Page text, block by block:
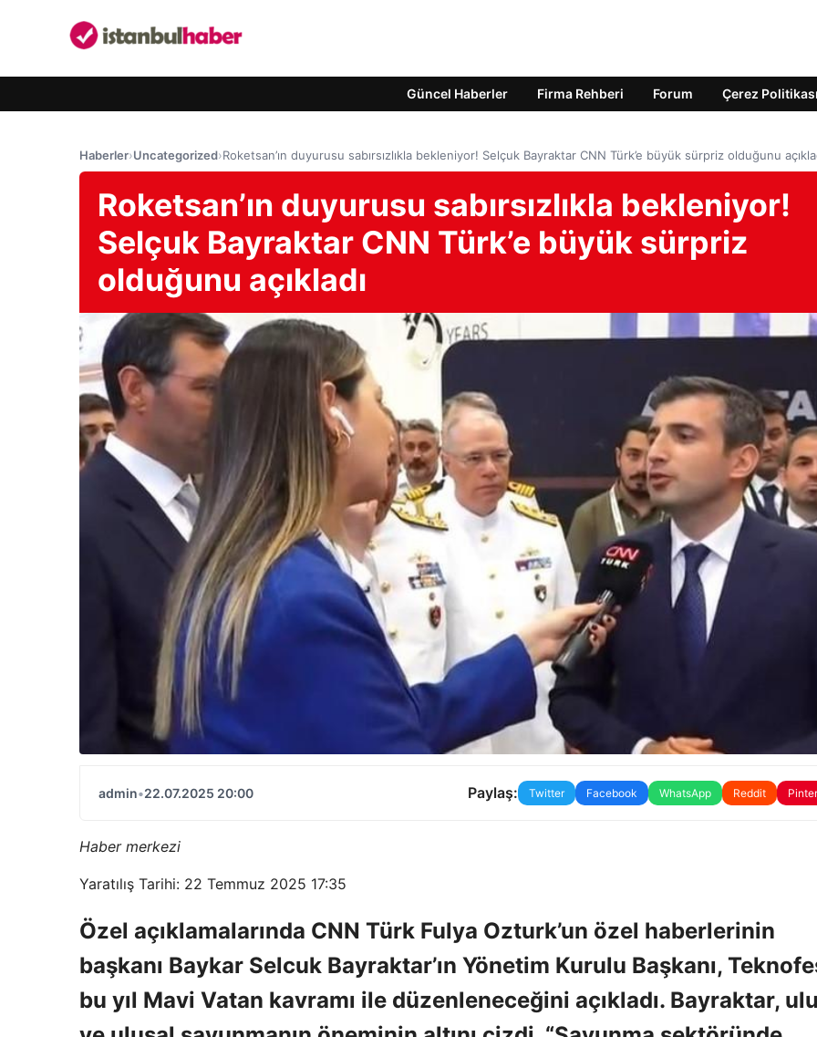
Güncel Haberler Firma Rehberi Forum Çerez Politikası
Haberler›Uncategorized›Roketsan’ın duyurusu sabırsızlıkla bekleniyor! Selçuk Bayraktar CNN Türk’e büyük sürpriz olduğunu
Roketsan’ın duyurusu sabırsızlıkla bekleniyor!
Selçuk Bayraktar CNN Türk’e büyük sürpriz
olduğunu açıkladı
admin•22.07.2025 20:00 Paylaş: Twitter Facebook WhatsApp Reddit
Haber merkezi
Yaratılış Tarihi: 22 Temmuz 2025 17:35
Özel açıklamalarında CNN Türk Fulya Ozturk’un özel haberlerinin
başkanı Baykar Selcuk Bayraktar’ın Yönetim Kurulu Başkanı,
bu yıl Mavi Vatan kavramı ile düzenleneceğini açıkladı. Bayraktar,